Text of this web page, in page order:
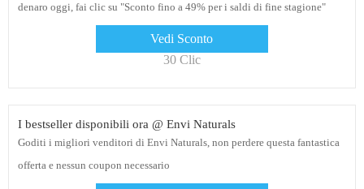
denaro oggi, fai clic su "Sconto fino a 49% per i saldi di fine stagione"
Vedi Sconto
30 Clic
I bestseller disponibili ora @ Envi Naturals
Goditi i migliori venditori di Envi Naturals, non perdere questa fantastica
offerta e nessun coupon necessario